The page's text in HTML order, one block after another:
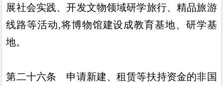
展社会实践、开发文物领域研学旅行、精品旅游
线路等活动,将博物馆建设成教育基地、 研学基
地。
第二十六条 申请新建、租赁等扶持资金的非国